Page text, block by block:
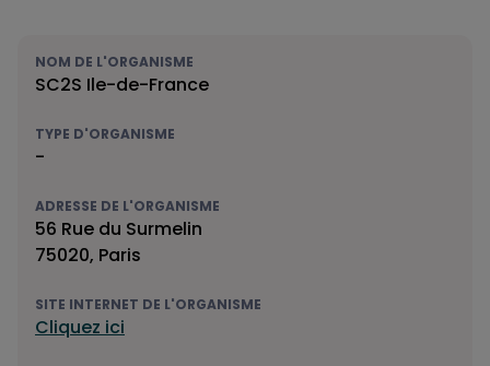
NOM DE L'ORGANISME
SC2S Ile-de-France
TYPE D'ORGANISME
-
ADRESSE DE L'ORGANISME
56 Rue du Surmelin
75020, Paris
SITE INTERNET DE L'ORGANISME
Cliquez ici